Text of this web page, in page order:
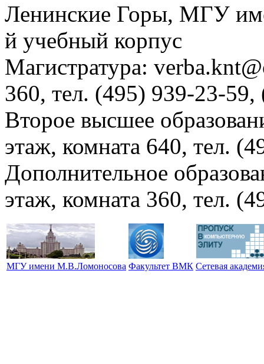
Ленинские Горы, МГУ
й учебный корпус
Магистратура:
360, тел. (495) 939-23-
Второе высшее
этаж, комната 640, тел.
Дополнительное
этаж, комната 360, тел.
МГУ имени М.В.Ломоносова Факультет ВМК Сетевая